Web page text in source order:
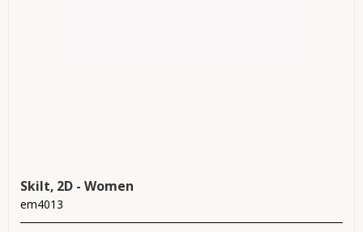
Skilt, 2D - Women
em4013